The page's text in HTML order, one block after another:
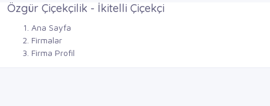
Özgür Çiçekçilik - İkitelli Çiçekçi
Ana Sayfa
Firmalar
Firma Profil